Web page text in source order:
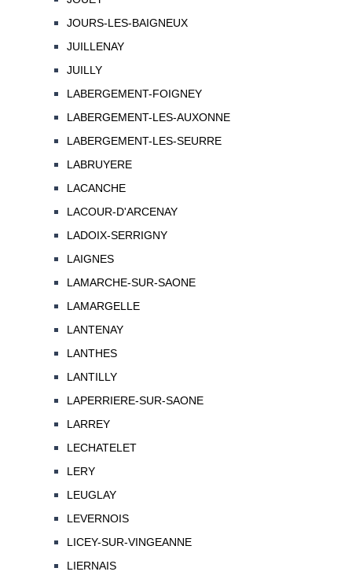
JOURS-LES-BAIGNEUX
JUILLENAY
JUILLY
LABERGEMENT-FOIGNEY
LABERGEMENT-LES-AUXONNE
LABERGEMENT-LES-SEURRE
LABRUYERE
LACANCHE
LACOUR-D'ARCENAY
LADOIX-SERRIGNY
LAIGNES
LAMARCHE-SUR-SAONE
LAMARGELLE
LANTENAY
LANTHES
LANTILLY
LAPERRIERE-SUR-SAONE
LARREY
LECHATELET
LERY
LEUGLAY
LEVERNOIS
LICEY-SUR-VINGEANNE
LIERNAIS